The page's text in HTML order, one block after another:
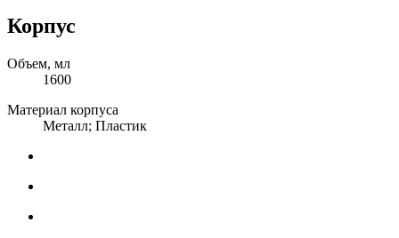
Корпус
Объем, мл
1600
Материал корпуса
Металл; Пластик